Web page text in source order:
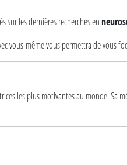
sur les dernières recherches en
vous-même vous permettra de vous
les plus motivantes au monde. Sa